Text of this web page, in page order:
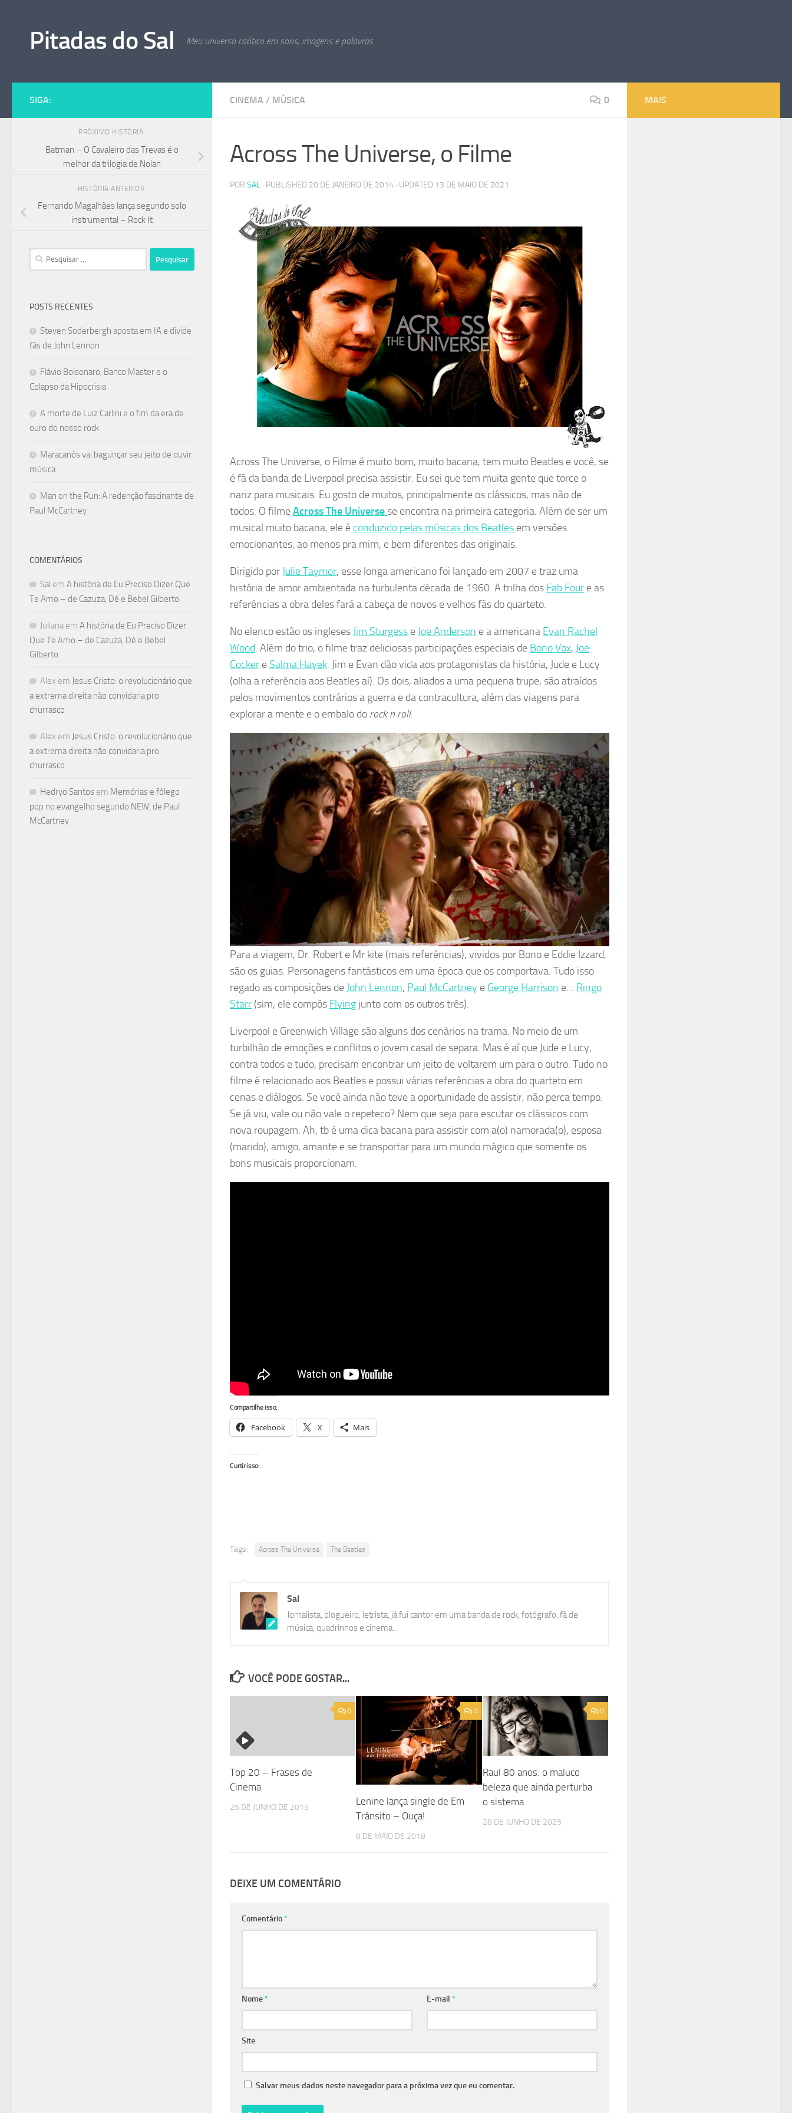
Pitadas do Sal Meu universo caótico em sons, imagens e palavras
CINEMA / MÚSICA 0
Across The Universe, o Filme
POR SAL · PUBLISHED 20 DE JANEIRO DE 2014 · UPDATED 13 DE MAIO DE 2021
Across The Universe, o Filme é muito bom, muito bacana, tem muito Beatles e você, se
é fã da banda de Liverpool precisa assistir. Eu sei que tem muita gente que torce o
nariz para musicais. Eu gosto de muitos, principalmente os clássicos, mas não de
todos. O filmeAcross The Universe se encontra na primeira categoria. Além de ser um
musical muito bacana, ele é conduzido pelas músicas dos Beatles em versões
emocionantes, ao menos pra mim, e bem diferentes das originais.
Dirigido por Julie Taymor, esse longa americano foi lançado em 2007 e traz uma
história de amor ambientada na turbulenta década de 1960. A trilha dos Fab Four e as
referências a obra deles fará a cabeça de novos e velhos fãs do quarteto.
No elenco estão os ingleses Jim Sturgess e Joe Anderson e a americana Evan Rachel
Wood. Além do trio, o filme traz deliciosas participações especiais de Bono Vox, Joe
Cocker e Salma Hayek. Jim e Evan dão vida aos protagonistas da história, Jude e Lucy
(olha a referência aos Beatles aí). Os dois, aliados a uma pequena trupe, são atraídos
pelos movimentos contrários a guerra e da contracultura, além das viagens para
explorar a mente e o embalo do rock n roll.
Para a viagem, Dr. Robert e Mr kite (mais referências), vividos por Bono e Eddie Izzard,
são os guias. Personagens fantásticos em uma época que os comportava. Tudo isso
regado as composições de John Lennon, Paul McCartney e George Harrison e… Ringo
Starr (sim, ele compôs Flying junto com os outros três).
Liverpool e Greenwich Village são alguns dos cenários na trama. No meio de um
turbilhão de emoções e conflitos o jovem casal de separa. Mas é aí que Jude e Lucy,
contra todos e tudo, precisam encontrar um jeito de voltarem um para o outro. Tudo no
filme é relacionado aos Beatles e possui várias referências a obra do quarteto em
cenas e diálogos. Se você ainda não teve a oportunidade de assistir, não perca tempo.
Se já viu, vale ou não vale o repeteco? Nem que seja para escutar os clássicos com
nova roupagem. Ah, tb é uma dica bacana para assistir com a(o) namorada(o), esposa
(marido), amigo, amante e se transportar para um mundo mágico que somente os
bons musicais proporcionam.
Compartilhe isso:
Facebook X Mais
Curtir isso:
Tags: Across The Universe The Beatles
Sal
Jornalista, blogueiro, letrista, já fui cantor em uma banda de rock, fotógrafo, fã de
música, quadrinhos e cinema...
VOCÊ PODE GOSTAR...
0
Top 20 – Frases de
Cinema
25 DE JUNHO DE 2015
0
Lenine lança single de Em
Trânsito – Ouça!
8 DE MAIO DE 2018
0
Raul 80 anos: o maluco
beleza que ainda perturba
o sistema
28 DE JUNHO DE 2025
DEIXE UM COMENTÁRIO
Comentário*
Nome* E-mail*
Site
Salvar meus dados neste navegador para a próxima vez que eu comentar.
SIGA:
PRÓXIMO HISTÓRIA
Batman – O Cavaleiro das Trevas é o
melhor da trilogia de Nolan
HISTÓRIA ANTERIOR
Fernando Magalhães lança segundo solo
instrumental – Rock It
Pesquisar
por:
POSTS RECENTES
Steven Soderbergh aposta em IA e divide
fãs de John Lennon
Flávio Bolsonaro, Banco Master e o
Colapso da Hipocrisia
A morte de Luiz Carlini e o fim da era de
ouro do nosso rock
Maracanós vai bagunçar seu jeito de ouvir
música
Man on the Run: A redenção fascinante de
Paul McCartney
COMENTÁRIOS
Sal em A história de Eu Preciso Dizer Que
Te Amo – de Cazuza, Dé e Bebel Gilberto
Juliana em A história de Eu Preciso Dizer
Que Te Amo – de Cazuza, Dé e Bebel
Gilberto
Alex em Jesus Cristo: o revolucionário que
a extrema direita não convidaria pro
churrasco
Alex em Jesus Cristo: o revolucionário que
a extrema direita não convidaria pro
churrasco
Hedryo Santos em Memórias e fôlego
pop no evangelho segundo NEW, de Paul
McCartney
MAIS